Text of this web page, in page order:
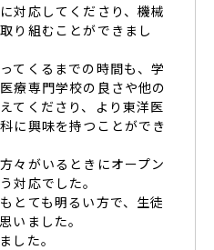
対応してくださり、機械
り組むことができまし
てくるまでの時間も、学
療専門学校の良さや他の
てくださり、より東洋医
に興味を持つことができ
々がいるときにオープン
対応でした。
とても明るい方で、生徒
いました。
した。